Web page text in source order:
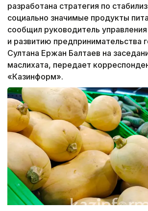
разработана стратегия по
социально значимые продукты
сообщил руководитель
и развитию предпринимательства
Султана Ержан Балтаев на
маслихата, передает
«Казинформ».